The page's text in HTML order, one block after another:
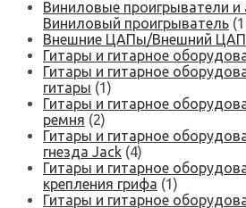
Виниловые проигрыватели и
Виниловый проигрыватель
Внешние ЦАПы/Внешний ЦАП
Гитары и гитарное
Гитары и гитарное
гитары (1)
Гитары и гитарное
ремня (2)
Гитары и гитарное
гнезда Jack (4)
Гитары и гитарное
крепления грифа (1)
Гитары и гитарное